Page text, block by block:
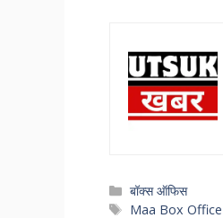
Categories
बॉक्स ऑफिस
Tags
Maa Box